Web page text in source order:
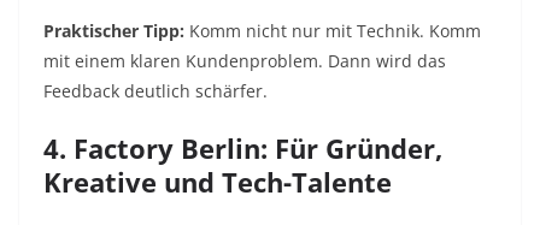
Praktischer Tipp: Komm nicht nur mit Technik. Komm
mit einem klaren Kundenproblem. Dann wird das
Feedback deutlich schärfer.
4. Factory Berlin: Für Gründer,
Kreative und Tech-Talente